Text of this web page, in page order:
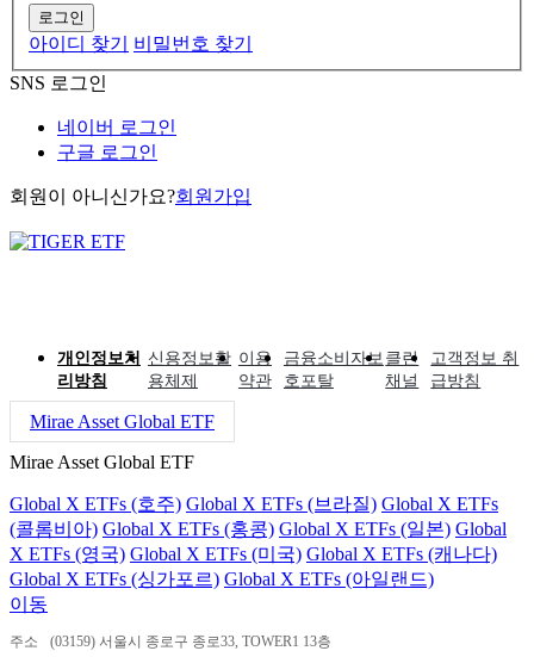
로그인
아이디 찾기
비밀번호 찾기
SNS 로그인
네이버 로그인
구글 로그인
회원이 아니신가요?회원가입
개인정보처
리방침
신용정보활
용체제
이용
약관
금융소비자보
호포탈
클린
채널
고객정보 취
급방침
Mirae Asset Global ETF
Mirae Asset Global ETF
Global X ETFs (호주) Global X ETFs (브라질) Global X ETFs
(콜롬비아) Global X ETFs (홍콩) Global X ETFs (일본) Global
X ETFs (영국) Global X ETFs (미국) Global X ETFs (캐나다)
Global X ETFs (싱가포르) Global X ETFs (아일랜드)
이동
주소 (03159) 서울시 종로구 종로33, TOWER1 13층